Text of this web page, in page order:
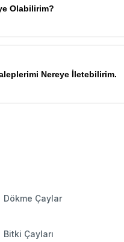
Olabilirim?
Nereye İletebilirim.
Dökme Çaylar
Bitki Çayları